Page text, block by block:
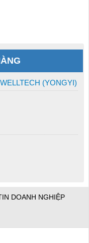
(YONGYI)
DOANH NGHIỆP